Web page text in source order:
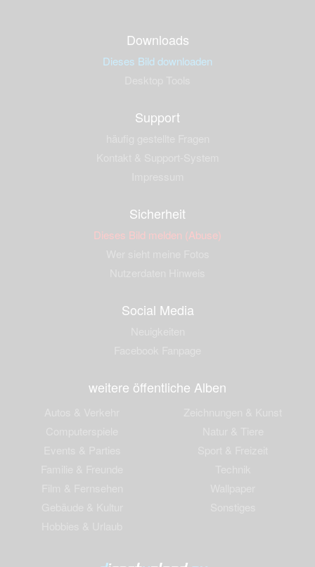
Downloads
Dieses Bild downloaden
Support
Sicherheit
Dieses Bild melden (Abuse)
Social Media
weitere öffentliche Alben